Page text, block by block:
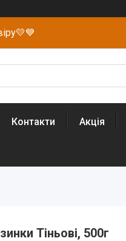
Контакти Акція
Тіньові, 500г